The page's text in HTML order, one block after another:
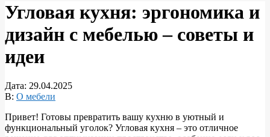
Угловая кухня: эргономика и
дизайн с мебелью – советы и
идеи
Дата: 29.04.2025
В: О мебели
Привет! Готовы превратить вашу кухню в уютный и
функциональный уголок? Угловая кухня – это отличное